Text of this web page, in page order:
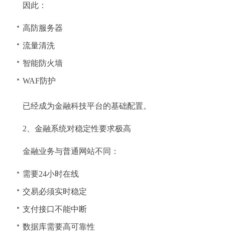
因此：
高防服务器
流量清洗
智能防火墙
WAF防护
已经成为金融科技平台的基础配置。
2、金融系统对稳定性要求极高
金融业务与普通网站不同：
需要24小时在线
交易必须实时稳定
支付接口不能中断
数据库需要高可靠性